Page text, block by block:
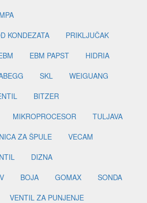
KONDEZATA
PRIKLJUČAK
EBM PAPST
HIDRIA
SKL
WEIGUANG
BITZER
MIKROPROCESOR
TULJAVA
ZA ŠPULE
VECAM
DIZNA
BOJA GOMAX
SONDA
VENTIL ZA PUNJENJE